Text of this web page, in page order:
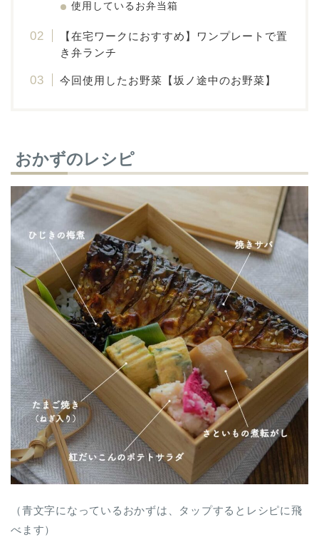
使用しているお弁当箱
【在宅ワークにおすすめ】ワンプレートで置
き弁ランチ
今回使用したお野菜【坂ノ途中のお野菜】
おかずのレシピ
（青文字になっているおかずは、タップするとレシピに飛
べます）